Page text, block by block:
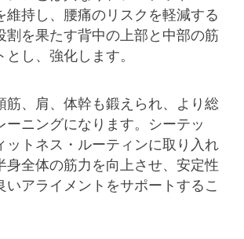
維持し、腰痛のリスクを軽減する
割を果たす背中の上部と中部の筋
し、強化します。
筋、肩、体幹も鍛えられ、より総
ーニングになります。シーテッ
ットネス・ルーティンに取り入れ
身全体の筋力を向上させ、安定性
いアライメントをサポートするこ